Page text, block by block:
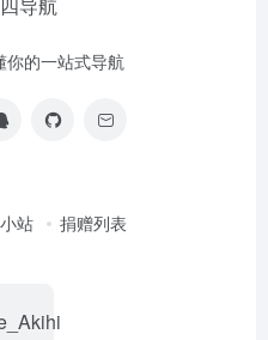
你的一站式导航
站 捐赠列表